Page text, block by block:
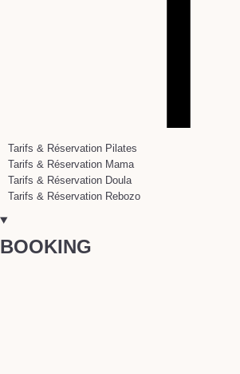
Tarifs & Réservation Pilates
Tarifs & Réservation Mama
Tarifs & Réservation Doula
Tarifs & Réservation Rebozo
BOOKING